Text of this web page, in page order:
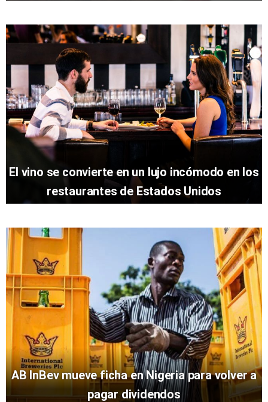
El vino se convierte en un lujo incómodo en los
restaurantes de Estados Unidos
AB InBev mueve ficha en Nigeria para volver a
pagar dividendos